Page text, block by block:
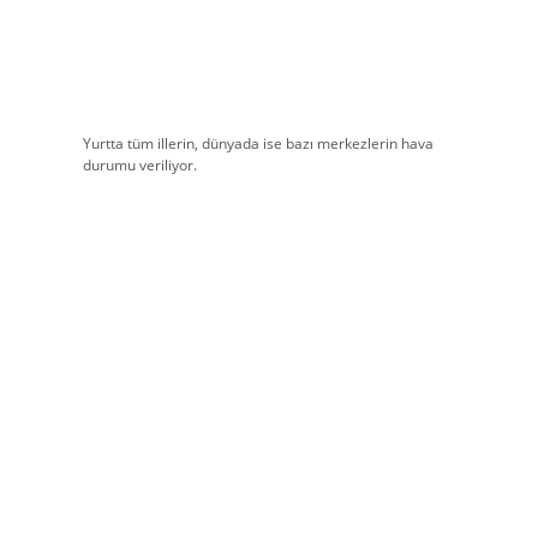
Yurtta tüm illerin, dünyada ise bazı merkezlerin hava
durumu veriliyor.